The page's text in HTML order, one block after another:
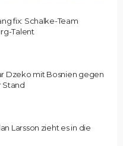
fix: Schalke-Team
Talent
Dzeko mit Bosnien gegen
Stand
Larsson zieht es in die